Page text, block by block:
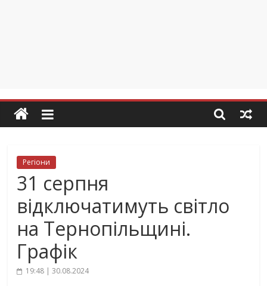
Регіони
31 серпня
відключатимуть світло
на Тернопільщині.
Графік
19:48 | 30.08.2024